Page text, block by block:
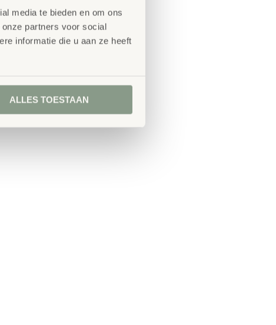
media te bieden en om ons
partners voor social
informatie die u aan ze heeft
ALLES TOESTAAN